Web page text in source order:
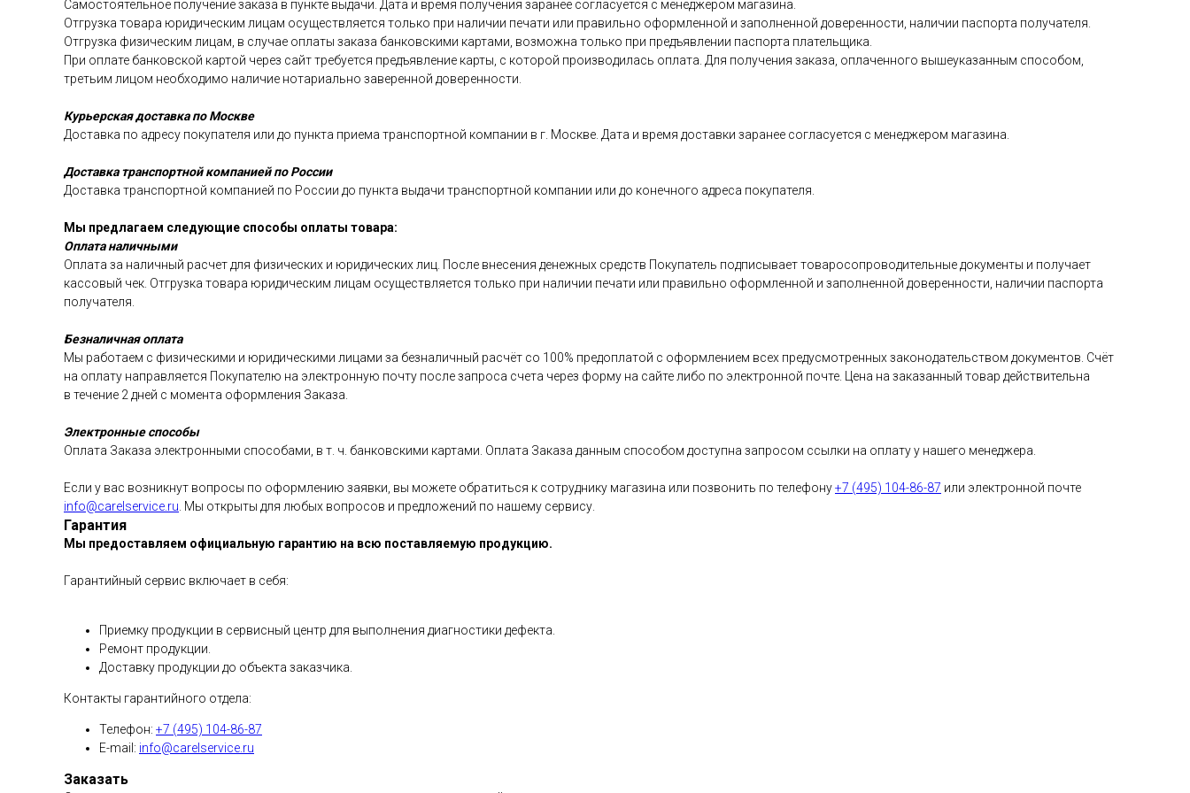
Самостоятельное получение заказа в пункте выдачи. Дата и время получения заранее согласуется с менеджером магазина.
Отгрузка товара юридическим лицам осуществляется только при наличии печати или правильно оформленной и заполненной доверенности, наличии паспорта получателя.
Отгрузка физическим лицам, в случае оплаты заказа банковскими картами, возможна только при предъявлении паспорта плательщика.
При оплате банковской картой через сайт требуется предъявление карты, с которой производилась оплата. Для получения заказа, оплаченного вышеуказанным способом,
третьим лицом необходимо наличие нотариально заверенной доверенности.
Курьерская доставка по Москве
Доставка по адресу покупателя или до пункта приема транспортной компании в г. Москве. Дата и время доставки заранее согласуется с менеджером магазина.
Доставка транспортной компанией по России
Доставка транспортной компанией по России до пункта выдачи транспортной компании или до конечного адреса покупателя.
Мы предлагаем следующие способы оплаты товара:
Оплата наличными
Оплата за наличный расчет для физических и юридических лиц. После внесения денежных средств Покупатель подписывает товаросопроводительные документы и получает
кассовый чек. Отгрузка товара юридическим лицам осуществляется только при наличии печати или правильно оформленной и заполненной доверенности, наличии паспорта
получателя.
Безналичная оплата
Мы работаем с физическими и юридическими лицами за безналичный расчёт со 100% предоплатой с оформлением всех предусмотренных законодательством документов. Счёт
на оплату направляется Покупателю на электронную почту после запроса счета через форму на сайте либо по электронной почте. Цена на заказанный товар действительна
в течение 2 дней с момента оформления Заказа.
Электронные способы
Оплата Заказа электронными способами, в т. ч. банковскими картами. Оплата Заказа данным способом доступна запросом ссылки на оплату у нашего менеджера.
Если у вас возникнут вопросы по оформлению заявки, вы можете обратиться к сотруднику магазина или позвонить по телефону+7 (495) 104-86-87 или электронной почте
info@carelservice.ru . Мы открыты для любых вопросов и предложений по нашему сервису.
Гарантия
Мы предоставляем официальную гарантию на всю поставляемую продукцию.
Гарантийный сервис включает в себя:
Приемку продукции в сервисный центр для выполнения диагностики дефекта.
Ремонт продукции.
Доставку продукции до объекта заказчика.
Контакты гарантийного отдела:
Телефон: +7 (495) 104-86-87
E-mail: info@carelservice.ru
Заказать